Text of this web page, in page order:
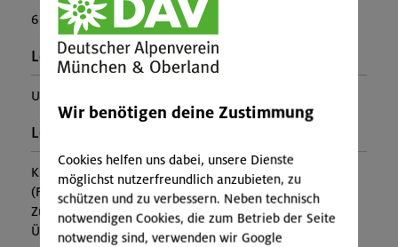
6
Leiter*in:
Uta Haller
Leistung:
Kursleitung
(Falls nicht in den Leistungen inbegriffen, fallen
Zusatzkosten für z.B. An- und Abreise, Verpflegung,
Übernachtung oder Skipass an.)
Wir benötigen deine Zustimmung
Cookies helfen uns dabei, unsere Dienste
möglichst nutzerfreundlich anzubieten, zu
schützen und zu verbessern. Neben technisch
notwendigen Cookies, die zum Betrieb der Seite
notwendig sind, verwenden wir Google